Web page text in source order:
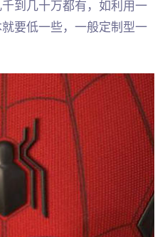
到几十万都有，如利用一
要低一些，一般定制型一